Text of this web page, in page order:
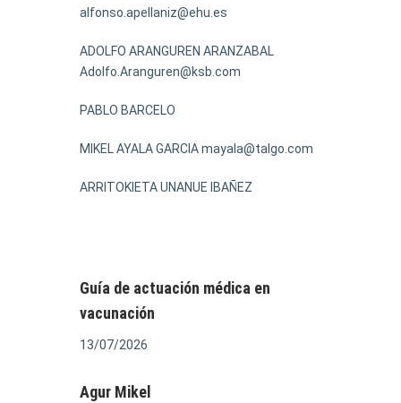
alfonso.apellaniz@ehu.es
ADOLFO ARANGUREN ARANZABAL
Adolfo.Aranguren@ksb.com
PABLO BARCELO
MIKEL AYALA GARCIA mayala@talgo.com
ARRITOKIETA UNANUE IBAÑEZ
Guía de actuación médica en
vacunación
13/07/2026
Agur Mikel